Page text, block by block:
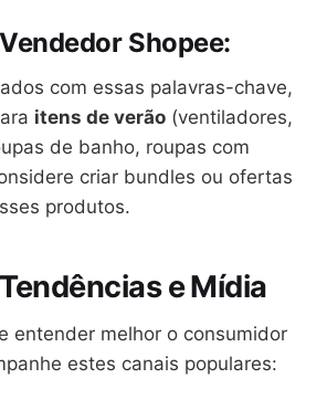
Shopee:
com essas palavras-chave,
itens de verão (ventiladores,
de banho, roupas com
criar bundles ou ofertas
produtos.
e Mídia
entender melhor o consumidor
estes canais populares: